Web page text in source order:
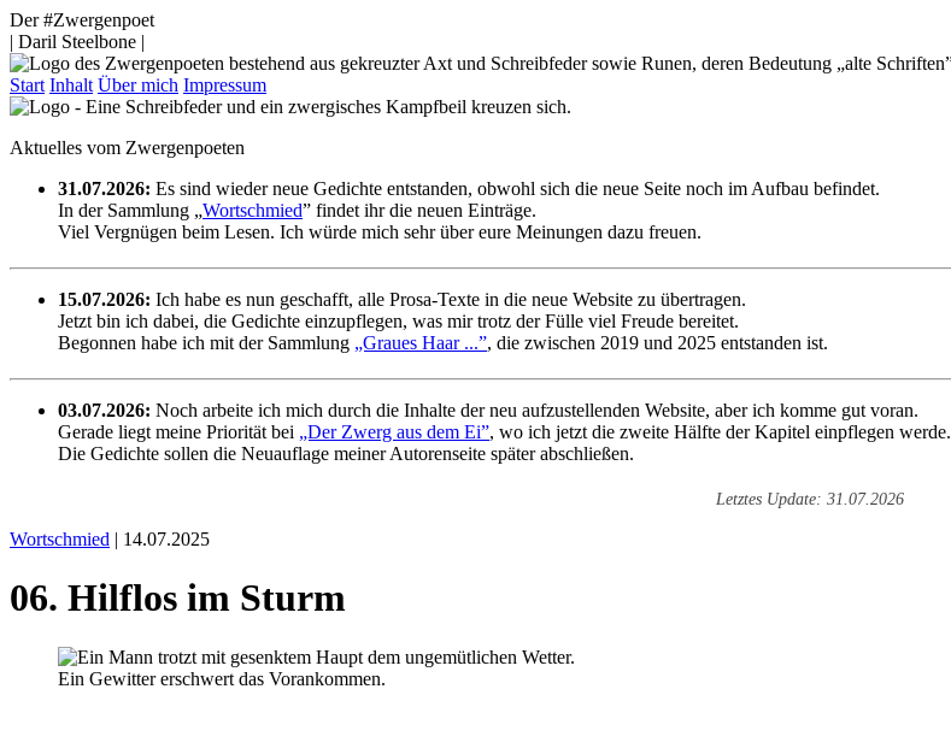
Der #Zwergenpoet
| Daril Steelbone |
Start Inhalt Über mich Impressum
Aktuelles vom Zwergenpoeten
31.07.2026: Es sind wieder neue Gedichte entstanden, obwohl sich die neue Seite noch im Aufbau befindet.
In der Sammlung „Wortschmied” findet ihr die neuen Einträge.
Viel Vergnügen beim Lesen. Ich würde mich sehr über eure Meinungen dazu freuen.
15.07.2026: Ich habe es nun geschafft, alle Prosa-Texte in die neue Website zu übertragen.
Jetzt bin ich dabei, die Gedichte einzupflegen, was mir trotz der Fülle viel Freude bereitet.
Begonnen habe ich mit der Sammlung „Graues Haar ...”, die zwischen 2019 und 2025 entstanden ist.
03.07.2026: Noch arbeite ich mich durch die Inhalte der neu aufzustellenden Website, aber ich komme gut voran.
Gerade liegt meine Priorität bei „Der Zwerg aus dem Ei”, wo ich jetzt die zweite Hälfte der Kapitel einpflegen werde.
Die Gedichte sollen die Neuauflage meiner Autorenseite später abschließen.
Letztes Update: 31.07.2026
Wortschmied | 14.07.2025
06. Hilflos im Sturm
Ein Gewitter erschwert das Vorankommen.